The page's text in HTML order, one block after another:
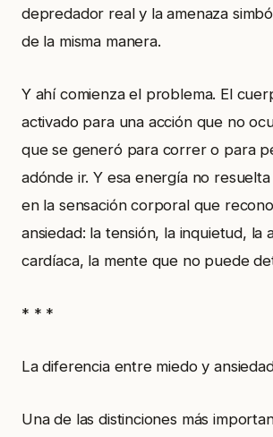
depredador real y la amenaza
de la misma manera.
Y ahí comienza el problema. El
activado para una acción que no
que se generó para correr o para
adónde ir. Y esa energía no
en la sensación corporal que
ansiedad: la tensión, la inquietud, la
cardíaca, la mente que no puede
* * *
La diferencia entre miedo y
Una de las distinciones más